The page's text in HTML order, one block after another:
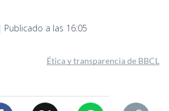
a las 16:05
Ética y transparencia de BBCL